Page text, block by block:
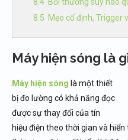
Mẹo cố định, Trigger
Máy hiện sóng là
Máy hiện sóng là một thiết
bị đo lường có khả năng đọc
được sự thay đổi của tín
hiệu điện theo thời gian và